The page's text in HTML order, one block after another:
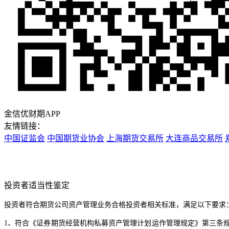
金信优财期APP
友情链接：
中国证监会 中国期货业协会 上海期货交易所 大连商品交易所
投资者适当性鉴定
投资者符合期货公司资产管理业务合格投资者相关标准，满足以下要求
1、符合《证券期货经营机构私募资产管理计划运作管理规定》第三